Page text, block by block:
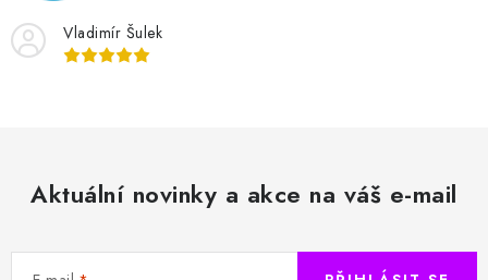
Vladimír Šulek
Aktuální novinky a akce na váš e-mail